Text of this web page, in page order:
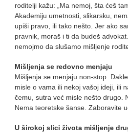
roditelji kažu: „Ma nemoj, šta ćeš
Akademiju umetnosti, slikarsku,
upiši pravo, ili tako nešto. Jer ako
pravnik, moraš i ti da budeš
nemojmo da slušamo mišljenje
Mišljenja se redovno menjaju
Mišljenja se menjaju non-stop.
misle o vama ili nekoj vašoj ideji, ili
čemu, sutra već misle nešto drugo.
Nema teoretske šanse. Zaboravite
U širokoj slici života mišljenje